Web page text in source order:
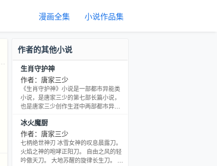
漫画全集 小说作品集
作者的其他小说
生肖守护神
作者：唐家三少
《生肖守护神》小说是一部都市异能类
小说，是唐家三少的第七部长篇小说，
也是唐家三少创作生涯中两部都市异能
道》）。小说讲述了痞子麒麟——齐岳
带领着十二生肖守护神，努力保护地
球，在都市创造了一段属于自己的传奇
的故事。
冰火魔厨
作者：唐家三少
七柄绝世神刃 冰雪女神的叹息晨露刀。
火焰之神的咆哮正阳刀。 自由之风的轻
吟傲天刀。 大地苏醒的旋律长生刀。 神